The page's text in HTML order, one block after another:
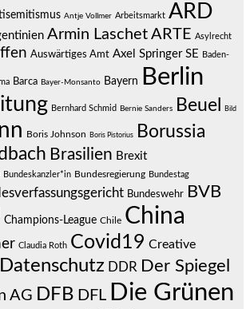
Antje Vollmer Arbeitsmarkt ARD
Armin Laschet ARTE Asylrecht
Auswärtiges Amt Axel Springer SE Baden-
Barca Bayer-Monsanto Bayern Berlin
Bernhard Schmid Bernie Sanders Beuel Bild
Boris Johnson Boris Pistorius
Borussia
Brasilien Brexit
Bundeskanzler*in Bundesregierung Bundestag
Bundeswehr BVB
Champions-League Chile China
Claudia Roth Covid19 Creative
Datenschutz DDR Der Spiegel
AG DFB DFL Die Grünen